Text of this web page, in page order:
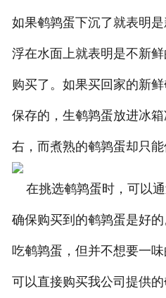
如果鹌鹑蛋下沉了就表明
浮在水面上就表明是不新
购买了。如果买回家的新
保存的，生鹌鹑蛋放进冰
右，而煮熟的鹌鹑蛋却只能
在挑选鹌鹑蛋时，可以
确保购买到的鹌鹑蛋是好
吃鹌鹑蛋，但并不想要一味
可以直接购买我公司提供